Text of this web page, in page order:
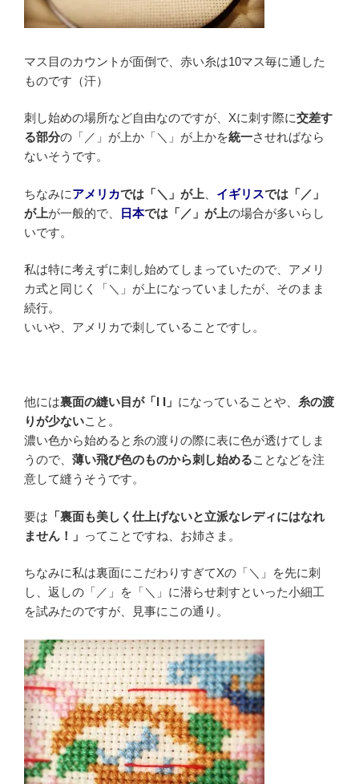
マス目のカウントが面倒で、赤い糸は10マス毎に通した
ものです（汗）
刺し始めの場所など自由なのですが、Xに刺す際に交差す
る部分の「／」が上か「＼」が上かを統一させればなら
ないそうです。
ちなみにアメリカでは「＼」が上 イギリスでは「／」
が上が一般的で、 日本では「／」が上の場合が多いらし
いです。
私は特に考えずに刺し始めてしまっていたので、アメリ
カ式と同じく「＼」が上になっていましたが、そのまま
続行。
いいや、アメリカで刺していることですし。
他には裏面の縫い目が「I I」 になっていることや、
糸の渡
りが少ないこと。
濃い色から始めると糸の渡りの際に表に色が透けてしま
うので、 薄い飛び色のものから刺し始めることなどを注
意して縫うそうです。
要は 「裏面も美しく仕上げないと立派なレディにはなれ
ません！」 ってことですね、お姉さま。
ちなみに私は裏面にこだわりすぎてXの「＼」を先に刺
し、返しの「／」を「＼」に潜らせ刺すといった小細工
を試みたのですが、見事にこの通り。